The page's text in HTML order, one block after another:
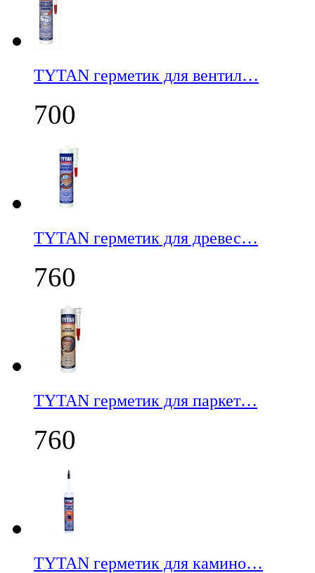
TYTAN герметик для вентил…
700
TYTAN герметик для древес…
760
TYTAN герметик для паркет…
760
TYTAN герметик для камино…